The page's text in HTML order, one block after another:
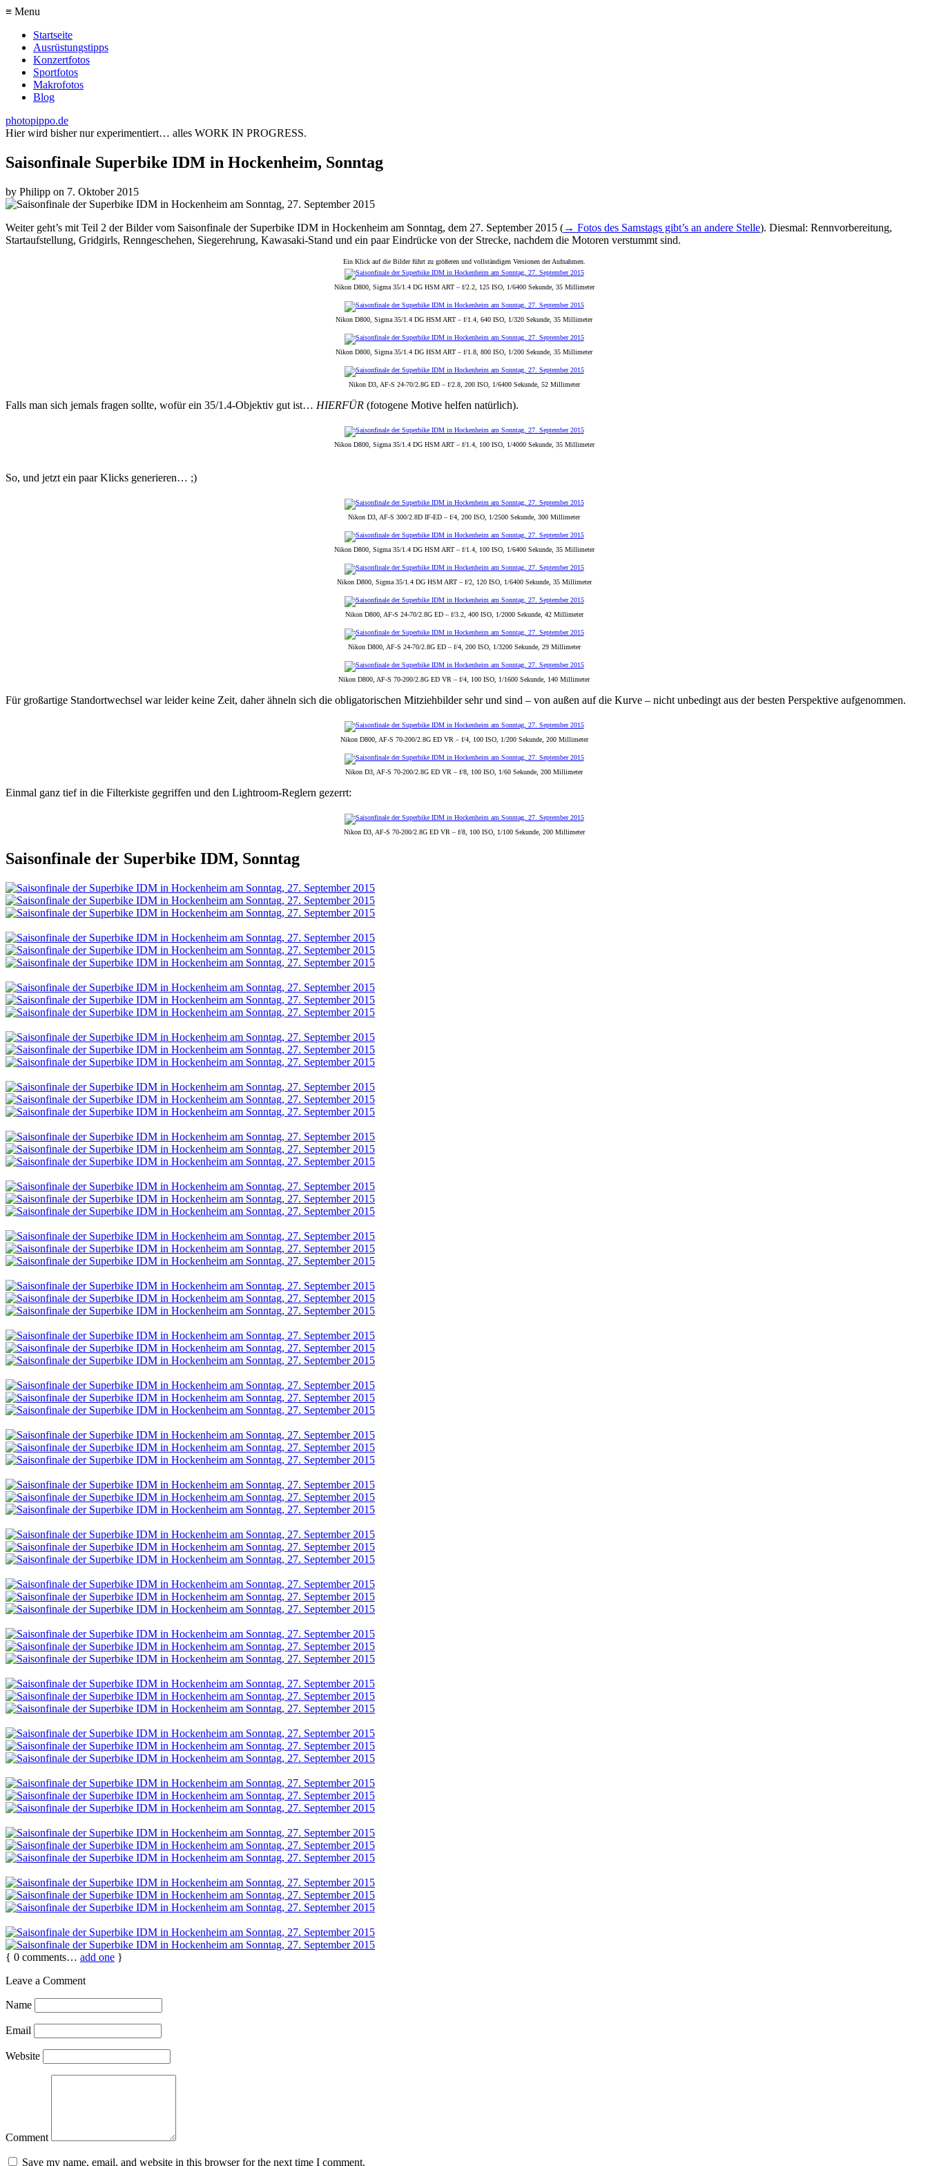
≡ Menu
Startseite
Ausrüstungstipps
Konzertfotos
Sportfotos
Makrofotos
Blog
photopippo.de
Hier wird bisher nur experimentiert… alles WORK IN PROGRESS.
Saisonfinale Superbike IDM in Hockenheim, Sonntag
by Philipp on 7. Oktober 2015
Weiter geht’s mit Teil 2 der Bilder vom Saisonfinale der Superbike IDM in Hockenheim am Sonntag, dem 27. September 2015 (→ Fotos des Samstags gibt’s an andere Stelle). Diesmal: Rennvorbereitung,
Startaufstellung, Gridgirls, Renngeschehen, Siegerehrung, Kawasaki-Stand und ein paar Eindrücke von der Strecke, nachdem die Motoren verstummt sind.
Ein Klick auf die Bilder führt zu größeren und vollständigen Versionen der Aufnahmen.
Nikon D800, Sigma 35/1.4 DG HSM ART – f/2.2, 125 ISO, 1/6400 Sekunde, 35 Millimeter
Nikon D800, Sigma 35/1.4 DG HSM ART – f/1.4, 640 ISO, 1/320 Sekunde, 35 Millimeter
Nikon D800, Sigma 35/1.4 DG HSM ART – f/1.8, 800 ISO, 1/200 Sekunde, 35 Millimeter
Nikon D3, AF-S 24-70/2.8G ED – f/2.8, 200 ISO, 1/6400 Sekunde, 52 Millimeter
Falls man sich jemals fragen sollte, wofür ein 35/1.4-Objektiv gut ist… HIERFÜR (fotogene Motive helfen natürlich).
Nikon D800, Sigma 35/1.4 DG HSM ART – f/1.4, 100 ISO, 1/4000 Sekunde, 35 Millimeter
So, und jetzt ein paar Klicks generieren… ;)
Nikon D3, AF-S 300/2.8D IF-ED – f/4, 200 ISO, 1/2500 Sekunde, 300 Millimeter
Nikon D800, Sigma 35/1.4 DG HSM ART – f/1.4, 100 ISO, 1/6400 Sekunde, 35 Millimeter
Nikon D800, Sigma 35/1.4 DG HSM ART – f/2, 120 ISO, 1/6400 Sekunde, 35 Millimeter
Nikon D800, AF-S 24-70/2.8G ED – f/3.2, 400 ISO, 1/2000 Sekunde, 42 Millimeter
Nikon D800, AF-S 24-70/2.8G ED – f/4, 200 ISO, 1/3200 Sekunde, 29 Millimeter
Nikon D800, AF-S 70-200/2.8G ED VR – f/4, 100 ISO, 1/1600 Sekunde, 140 Millimeter
Für großartige Standortwechsel war leider keine Zeit, daher ähneln sich die obligatorischen Mitziehbilder sehr und sind – von außen auf die Kurve – nicht unbedingt aus der besten Perspektive aufgenommen.
Nikon D800, AF-S 70-200/2.8G ED VR – f/4, 100 ISO, 1/200 Sekunde, 200 Millimeter
Nikon D3, AF-S 70-200/2.8G ED VR – f/8, 100 ISO, 1/60 Sekunde, 200 Millimeter
Einmal ganz tief in die Filterkiste gegriffen und den Lightroom-Reglern gezerrt:
Nikon D3, AF-S 70-200/2.8G ED VR – f/8, 100 ISO, 1/100 Sekunde, 200 Millimeter
Saisonfinale der Superbike IDM, Sonntag
{ 0 comments… add one }
Leave a Comment
Name
Email
Website
Comment
Save my name, email, and website in this browser for the next time I comment.